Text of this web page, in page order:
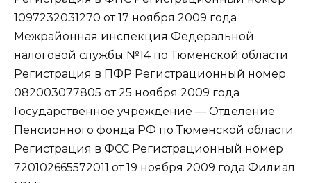
1097232031270 от 17 ноября 2009 года
Межрайонная инспекция Федеральной
налоговой службы №14 по Тюменской области
Регистрация в ПФР Регистрационный номер
082003077805 от 25 ноября 2009 года
Государственное учреждение — Отделение
Пенсионного фонда РФ по Тюменской области
Регистрация в ФСС Регистрационный номер
720102665572011 от 19 ноября 2009 года Филиал